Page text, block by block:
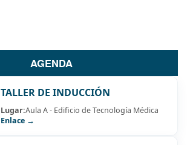
AGENDA
TALLER DE INDUCCIÓN
Lugar:Aula A - Edificio de Tecnología Médica
Enlace →